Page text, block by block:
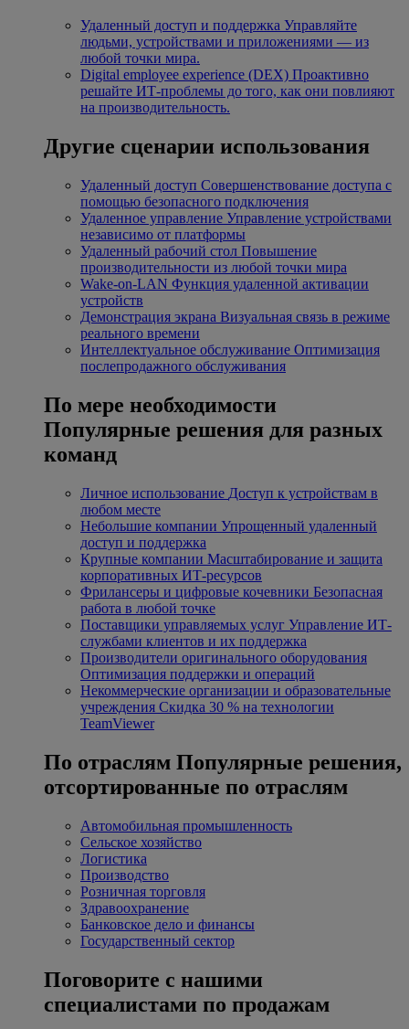
Удаленный доступ и поддержка Управляйте
людьми, устройствами и приложениями — из
любой точки мира.
Digital employee experience (DEX) Проактивно
решайте ИТ-проблемы до того, как они повлияют
на производительность.
Другие сценарии использования
Удаленный доступ Совершенствование доступа с
помощью безопасного подключения
Удаленное управление Управление устройствами
независимо от платформы
Удаленный рабочий стол Повышение
производительности из любой точки мира
Wake-on-LAN Функция удаленной активации
устройств
Демонстрация экрана Визуальная связь в режиме
реального времени
Интеллектуальное обслуживание Оптимизация
послепродажного обслуживания
По мере необходимости
Популярные решения для разных
команд
Личное использование Доступ к устройствам в
любом месте
Небольшие компании Упрощенный удаленный
доступ и поддержка
Крупные компании Масштабирование и защита
корпоративных ИТ-ресурсов
Фрилансеры и цифровые кочевники Безопасная
работа в любой точке
Поставщики управляемых услуг Управление ИТ-
службами клиентов и их поддержка
Производители оригинального оборудования
Оптимизация поддержки и операций
Некоммерческие организации и образовательные
учреждения Скидка 30 % на технологии
TeamViewer
По отраслям Популярные решения,
отсортированные по отраслям
Автомобильная промышленность
Сельское хозяйство
Логистика
Производство
Розничная торговля
Здравоохранение
Банковское дело и финансы
Государственный сектор
Поговорите с нашими
специалистами по продажам